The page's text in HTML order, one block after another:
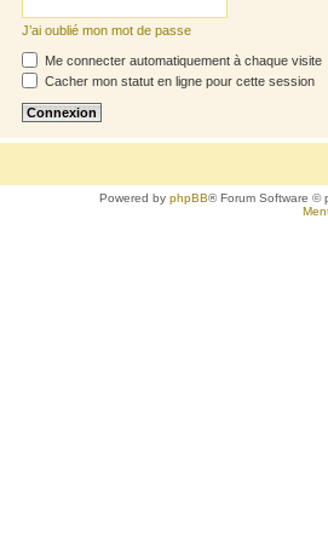
J’ai oublié mon mot de passe
Me connecter automatiquement à chaque visite
Cacher mon statut en ligne pour cette session
Powered byphpBB® Forum Software ©